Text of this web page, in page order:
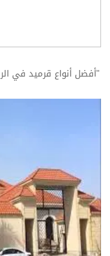
"أفضل أنواع قرميد في